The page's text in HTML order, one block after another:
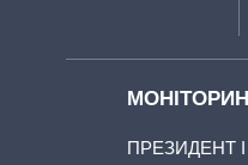
ПРЕЗИДЕНТ І